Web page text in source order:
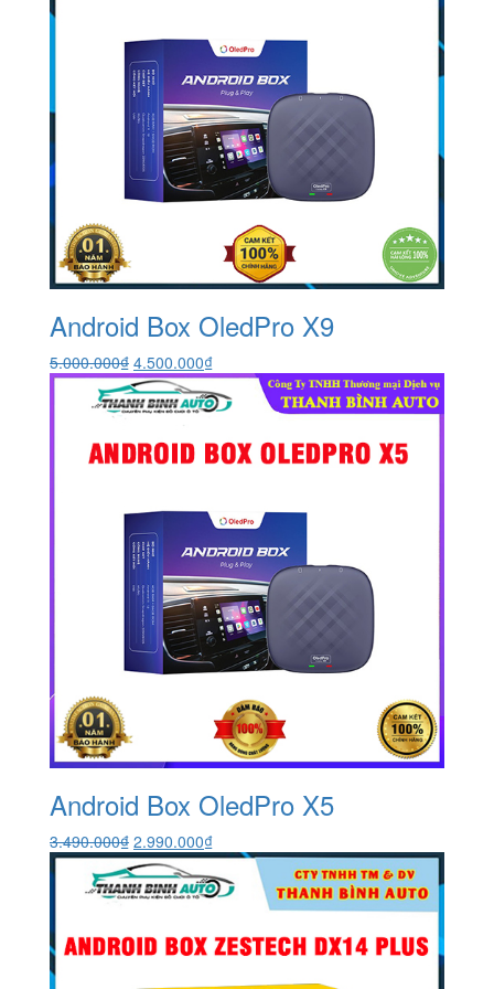
Android Box OledPro X9
5.000.000₫ Giá
gốc
là:
4.500.000₫Giá
hiện
tại
4.500.000₫.
Android Box OledPro X5
3.490.000₫ Giá
gốc
là:
3.490.000₫.
2.990.000₫Giá
hiện
tại